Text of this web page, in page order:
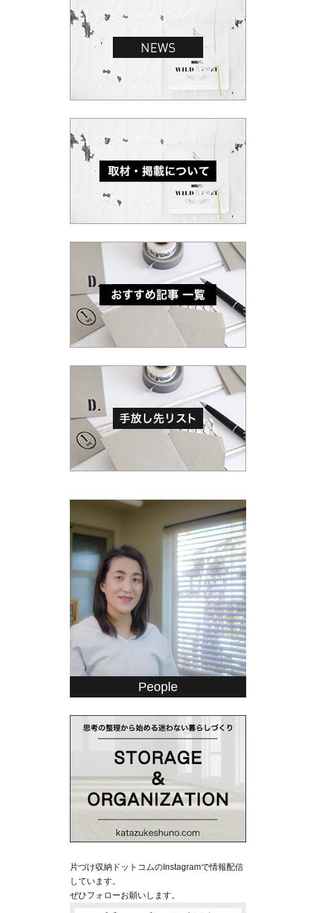
People
片づけ収納ドットコムのInstagramで情報配信
しています。
ぜひフォローお願いします。